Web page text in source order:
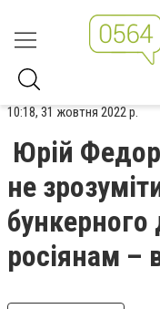
10:18, 31 жовтня 2022 р.
Юрій
не
бункерного
росіянам –